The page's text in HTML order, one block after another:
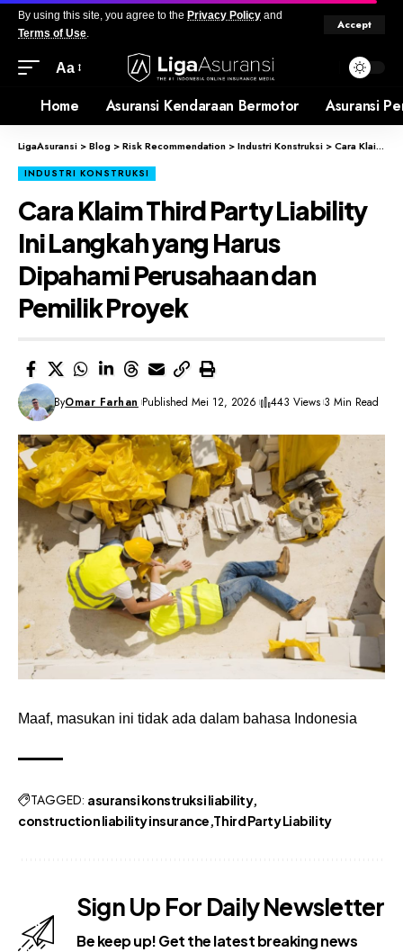
By using this site, you agree to the Privacy Policy and
Terms of Use.
Accept
Aa
Home Asuransi Kendaraan Bermotor Asuransi
LigaAsuransi >Blog >Risk Recommendation >Industri Konstruksi >Cara Klaim Third Party Liability Ini Langkah yang Harus Dipahami Perusahaan dan Pemilik Proyek
INDUSTRI KONSTRUKSI
Cara Klaim Third Party Liability
Ini Langkah yang Harus
Dipahami Perusahaan dan
Pemilik Proyek
ByOmar Farhan Published Mei 12, 2026 443 Views 3 Min Read
Maaf, masukan ini tidak ada dalam bahasa Indonesia
TAGGED: asuransi konstruksi liability
construction liability insurance Third Party Liability
Sign Up For Daily Newsletter
Be keep up! Get the latest breaking news